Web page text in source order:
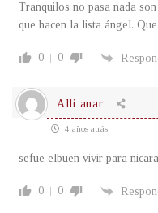
Tranquilos no pasa nada
que hacen la lista ángel.
0 0
Alli anar
4 años atrás
sefue elbuen vivir para
0 0